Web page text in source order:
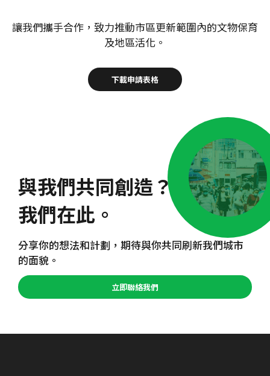
讓我們攜手合作，致力推動市區更新範圍內的文物保育
及地區活化。
下載申請表格
與我們共同創造？
我們在此。
分享你的想法和計劃，期待與你共同刷新我們城市
的面貌。
立即聯絡我們